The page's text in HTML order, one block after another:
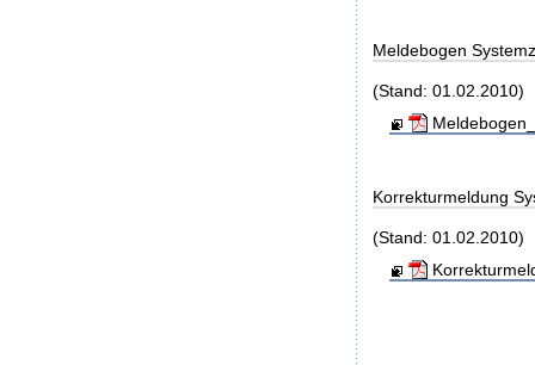
Meldebogen
(Stand: 01.02.2010)
Korrekturmeldung
(Stand: 01.02.2010)